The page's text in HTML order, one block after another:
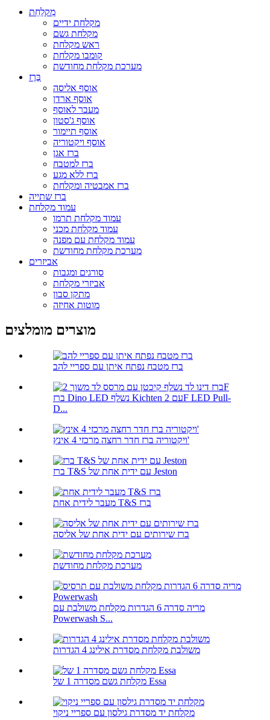
מִקלַחַת
מקלחת ידיים
מקלחת גשם
ראש מקלחת
קומבו מקלחת
מערכת מקלחת מחודשת
בֶּרֶז
אוסף אליסה
אוסף ארדן
מעבר לאוסף
אוסף ג'סטון
אוסף תיימור
אוסף ויקטוריה
ברז אגן
ברז למטבח
ברז ללא מגע
ברז אמבטיה ומקלחת
ברז שתייה
עמוד מקלחת
עמוד מקלחת תרמו
עמוד מקלחת מכני
עמוד מקלחת עם מפנה
מערכת מקלחת מחודשת
אביזרים
סורגים ומגבות
אביזרי מקלחת
מתקן סבון
מוטות אחיזה
מוצרים מומלצים
ברז מטבח נפתח איתן עם ספריי להב
ברז Dino LED נשלף Kichten עם 2F LED Pull-
D...
ויקטוריה ברז חדר רחצה מרכזי 4 אינץ'
ברז T&S עם ידית אחת של Jeston
מעבר לידית אחת T&S ברז
ברז שירותים עם ידית אחת של אליסה
מערכת מקלחת מחודשת
מריה סדרה 6 הגדרות מקלחת משולבת עם
Powerwash S...
משולבת מקלחת מסדרת אילינג 4 הגדרות
מקלחת גשם מסדרה 1 של Essa
מקלחת יד מסדרת גילסון עם ספריי ניקוי